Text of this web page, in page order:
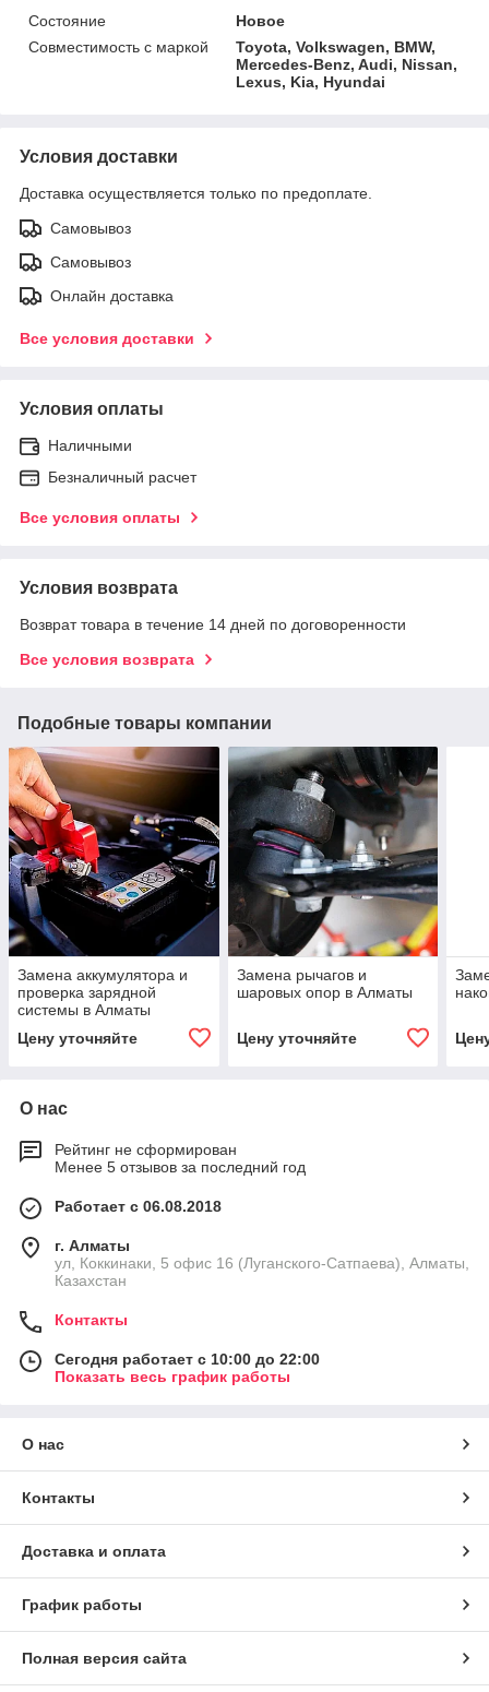
Состояние
Новое
Совместимость с маркой
Toyota, Volkswagen, BMW,
Mercedes-Benz, Audi, Nissan,
Lexus, Kia, Hyundai
Условия доставки
Доставка осуществляется только по предоплате.
Самовывоз
Самовывоз
Онлайн доставка
Все условия доставки
Условия оплаты
Наличными
Безналичный расчет
Все условия оплаты
Условия возврата
Возврат товара в течение 14 дней по договоренности
Все условия возврата
Подобные товары компании
Замена аккумулятора и
проверка зарядной
системы в Алматы
Цену уточняйте
Замена рычагов и
шаровых опор в Алматы
Цену уточняйте
О нас
Рейтинг не сформирован
Менее 5 отзывов за последний год
Работает с 06.08.2018
г. Алматы
ул, Коккинаки, 5 офис 16 (Луганского-Сатпаева), Алматы,
Казахстан
Контакты
Сегодня работает с 10:00 до 22:00
Показать весь график работы
О нас
Контакты
Доставка и оплата
График работы
Полная версия сайта